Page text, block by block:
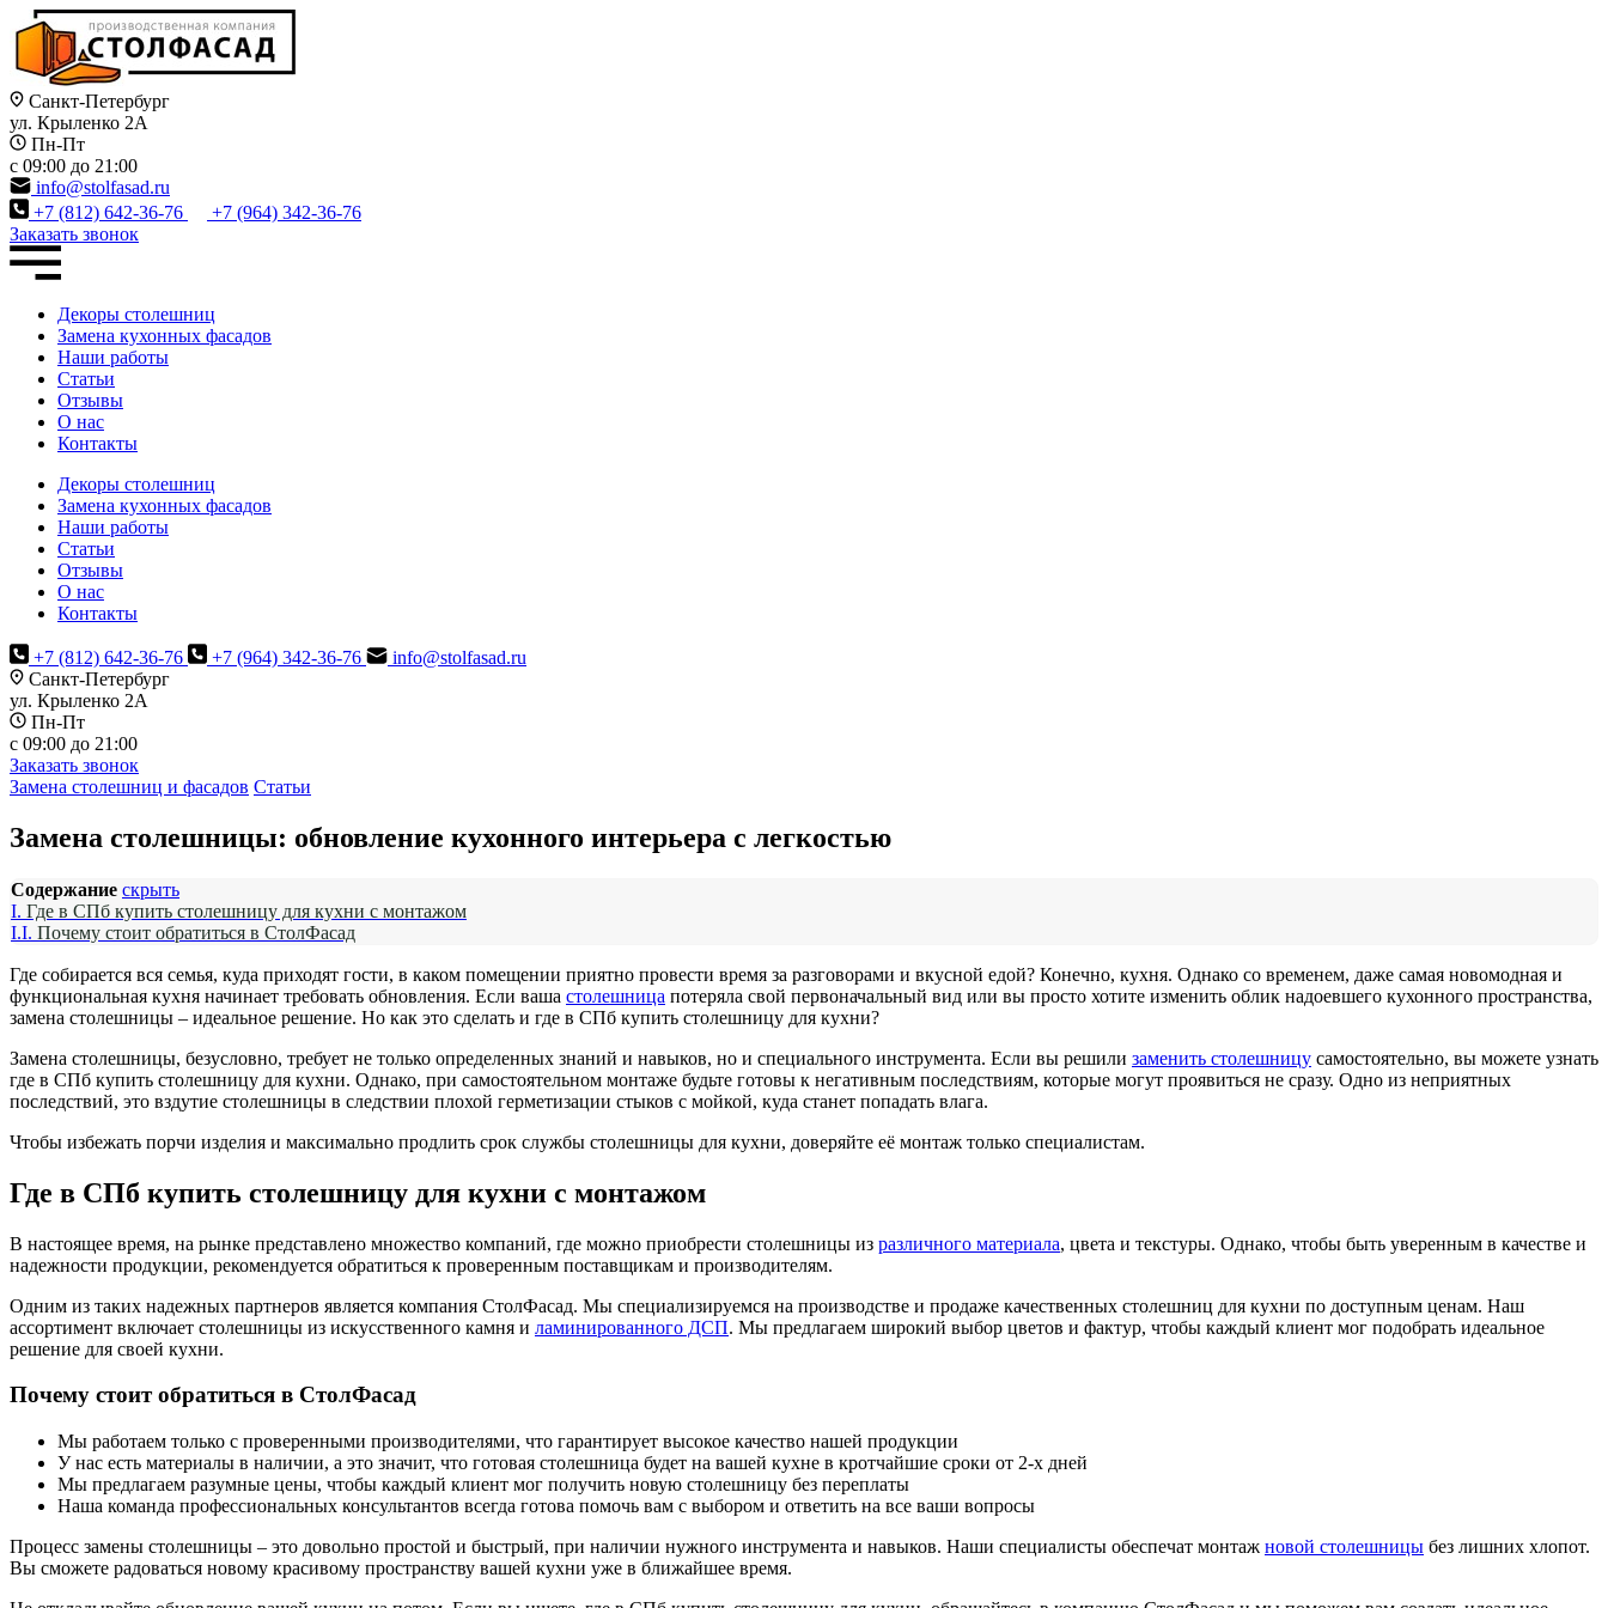
Санкт-Петербург
ул. Крыленко 2А
Пн-Пт
c 09:00 до 21:00
info@stolfasad.ru
+7 (812) 642-36-76
+7 (964) 342-36-76
Заказать звонок
Декоры столешниц
Замена кухонных фасадов
Наши работы
Статьи
Отзывы
О нас
Контакты
Декоры столешниц
Замена кухонных фасадов
Наши работы
Статьи
Отзывы
О нас
Контакты
+7 (812) 642-36-76 +7 (964) 342-36-76
info@stolfasad.ru
Санкт-Петербург
ул. Крыленко 2А
Пн-Пт
c 09:00 до 21:00
Заказать звонок
Замена столешниц и фасадов Статьи
Замена столешницы: обновление кухонного интерьера с легкостью
Содержание скрыть
I. Где в СПб купить столешницу для кухни с монтажом
I.I. Почему стоит обратиться в СтолФасад
Где собирается вся семья, куда приходят гости, в каком помещении приятно провести время за разговорами и вкусной едой? Конечно, кухня. Однако со временем, даже самая новомодная и
функциональная кухня начинает требовать обновления. Если ваша столешница потеряла свой первоначальный вид или вы просто хотите изменить облик надоевшего кухонного пространства,
замена столешницы – идеальное решение. Но как это сделать и где в СПб купить столешницу для кухни?
Замена столешницы, безусловно, требует не только определенных знаний и навыков, но и специального инструмента. Если вы решили заменить столешницу самостоятельно, вы можете узнать
где в СПб купить столешницу для кухни. Однако, при самостоятельном монтаже будьте готовы к негативным последствиям, которые могут проявиться не сразу. Одно из неприятных
последствий, это вздутие столешницы в следствии плохой герметизации стыков с мойкой, куда станет попадать влага.
Чтобы избежать порчи изделия и максимально продлить срок службы столешницы для кухни, доверяйте её монтаж только специалистам.
Где в СПб купить столешницу для кухни с монтажом
В настоящее время, на рынке представлено множество компаний, где можно приобрести столешницы из различного материала, цвета и текстуры. Однако, чтобы быть уверенным в качестве и
надежности продукции, рекомендуется обратиться к проверенным поставщикам и производителям.
Одним из таких надежных партнеров является компания СтолФасад. Мы специализируемся на производстве и продаже качественных столешниц для кухни по доступным ценам. Наш
ассортимент включает столешницы из искусственного камня и ламинированного ДСП. Мы предлагаем широкий выбор цветов и фактур, чтобы каждый клиент мог подобрать идеальное
решение для своей кухни.
Почему стоит обратиться в СтолФасад
Мы работаем только с проверенными производителями, что гарантирует высокое качество нашей продукции
У нас есть материалы в наличии, а это значит, что готовая столешница будет на вашей кухне в кротчайшие сроки от 2-х дней
Мы предлагаем разумные цены, чтобы каждый клиент мог получить новую столешницу без переплаты
Наша команда профессиональных консультантов всегда готова помочь вам с выбором и ответить на все ваши вопросы
Процесс замены столешницы – это довольно простой и быстрый, при наличии нужного инструмента и навыков. Наши специалисты обеспечат монтаж новой столешницы без лишних хлопот.
Вы сможете радоваться новому красивому пространству вашей кухни уже в ближайшее время.